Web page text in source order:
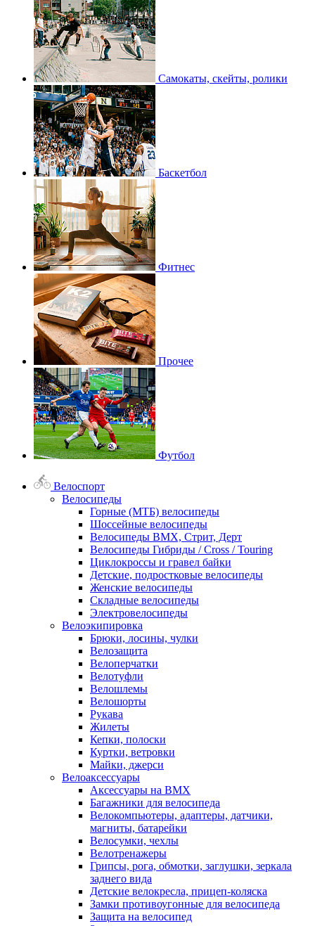
Самокаты, скейты, ролики
Баскетбол
Фитнес
Прочее
Футбол
Велоспорт
Велосипеды
Горные (МТБ) велосипеды
Шоссейные велосипеды
Велосипеды BMX, Стрит, Дерт
Велосипеды Гибриды / Cross / Touring
Циклокроссы и гравел байки
Детские, подростковые велосипеды
Женские велосипеды
Складные велосипеды
Электровелосипеды
Велоэкипировка
Брюки, лосины, чулки
Велозащита
Велоперчатки
Велотуфли
Велошлемы
Велошорты
Рукава
Жилеты
Кепки, полоски
Куртки, ветровки
Майки, джерси
Велоаксессуары
Аксессуары на BMX
Багажники для велосипеда
Велокомпьютеры, адаптеры, датчики,
магниты, батарейки
Велосумки, чехлы
Велотренажеры
Грипсы, рога, обмотки, заглушки, зеркала
заднего вида
Детские велокресла, прицеп-коляска
Замки противоугонные для велосипеда
Защита на велосипед